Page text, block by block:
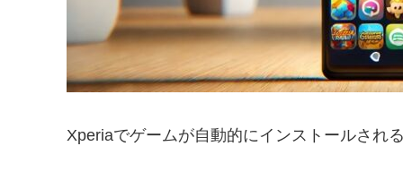
Xperiaでゲームが自動的にインストールされ